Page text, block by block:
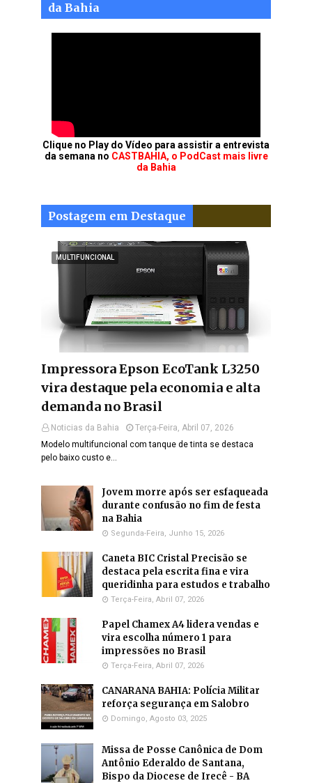
da Bahia
Clique no Play do Vídeo para assistir a entrevista
da semana no CASTBAHIA, o PodCast mais livre
da Bahia
Postagem em Destaque
MULTIFUNCIONAL
Impressora Epson EcoTank L3250
vira destaque pela economia e alta
demanda no Brasil
Noticias da Bahia
Terça-Feira, Abril 07, 2026
Modelo multifuncional com tanque de tinta se destaca
pelo baixo custo e…
Jovem morre após ser esfaqueada
durante confusão no fim de festa
na Bahia
Segunda-Feira, Junho 15, 2026
Caneta BIC Cristal Precisão se
destaca pela escrita fina e vira
queridinha para estudos e trabalho
Terça-Feira, Abril 07, 2026
Papel Chamex A4 lidera vendas e
vira escolha número 1 para
impressões no Brasil
Terça-Feira, Abril 07, 2026
CANARANA BAHIA: Polícia Militar
reforça segurança em Salobro
Domingo, Agosto 03, 2025
Missa de Posse Canônica de Dom
Antônio Ederaldo de Santana,
Bispo da Diocese de Irecê - BA